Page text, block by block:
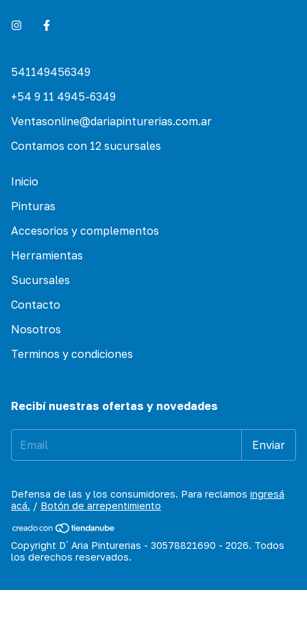
541149456349
+54 9 11 4945-6349
Ventasonline@dariapinturerias.com.ar
Contamos con 12 sucursales
Inicio
Pinturas
Accesorios y complementos
Herramientas
Sucursales
Contacto
Nosotros
Terminos y condiciones
Recibí nuestras ofertas y novedades
Defensa de las y los consumidores. Para reclamos ingresá
acá. / Botón de arrepentimiento
Copyright D´ Aria Pinturerias - 30578821690 - 2026. Todos
los derechos reservados.